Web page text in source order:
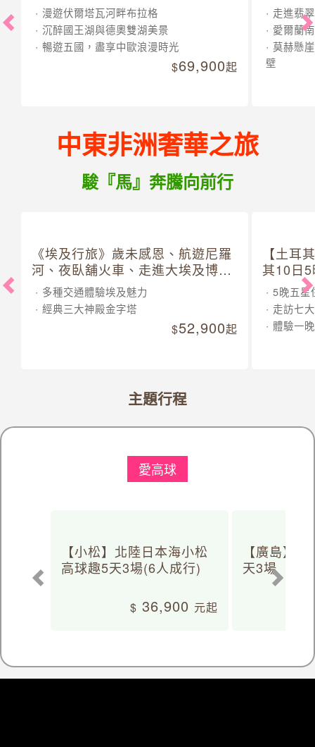
漫遊伏爾塔瓦河畔布拉格
沉醉國王湖與德奧雙湖美景
暢遊五國，盡享中歐浪漫時光
69,900起
走進翡
愛爾蘭
莫赫懸
壁
中東非洲奢華之旅
駿『馬』奔騰向前行
《埃及行旅》歲未感恩、航遊尼羅
河、夜臥舖火車、走進大埃及博物
館 10 日
多種交通體驗埃及魅力
經典三大神殿金字塔
52,900起
【土耳
其10日
5晚五星
走訪七
體驗一
愛高球
主題行程
【小松】北陸日本海小松
高球趣5天3場(6人成行)
36,900
【廣島】
天3場